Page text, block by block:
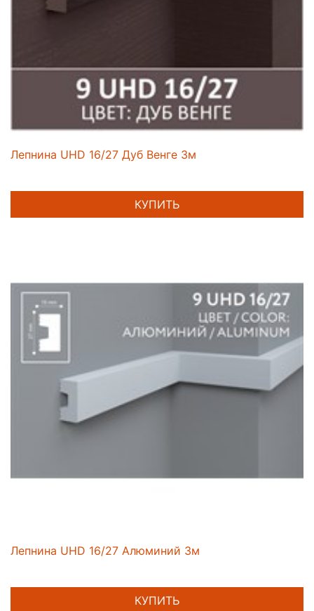
Лепнина UHD 16/27 Дуб Венге 3м
КУПИТЬ
Лепнина UHD 16/27 Алюминий 3м
КУПИТЬ